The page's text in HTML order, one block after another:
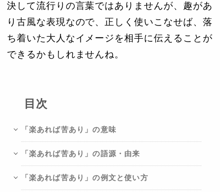
決して流行りの言葉ではありませんが、趣があ
り古風な表現なので、正しく使いこなせば、落
ち着いた大人なイメージを相手に伝えることが
できるかもしれませんね。
目次
「楽あれば苦あり」の意味
「楽あれば苦あり」の語源・由来
「楽あれば苦あり」の例文と使い方